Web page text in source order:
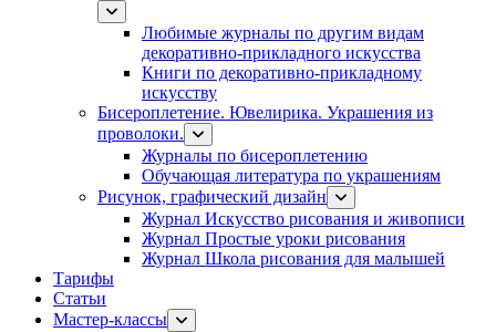
Любимые журналы по другим видам
декоративно-прикладного искусства
Книги по декоративно-прикладному
искусству
Бисероплетение. Ювелирика. Украшения из
проволоки.
Журналы по бисероплетению
Обучающая литература по украшениям
Рисунок, графический дизайн
Журнал Искусство рисования и живописи
Журнал Простые уроки рисования
Журнал Школа рисования для малышей
Тарифы
Статьи
Мастер-классы